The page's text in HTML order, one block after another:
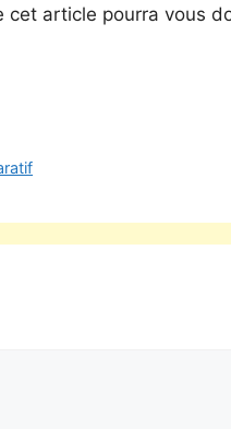
article pourra vous